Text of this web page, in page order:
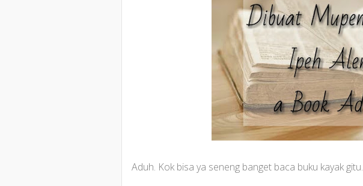
Aduh. Kok bisa ya seneng banget baca buku kayak gitu.